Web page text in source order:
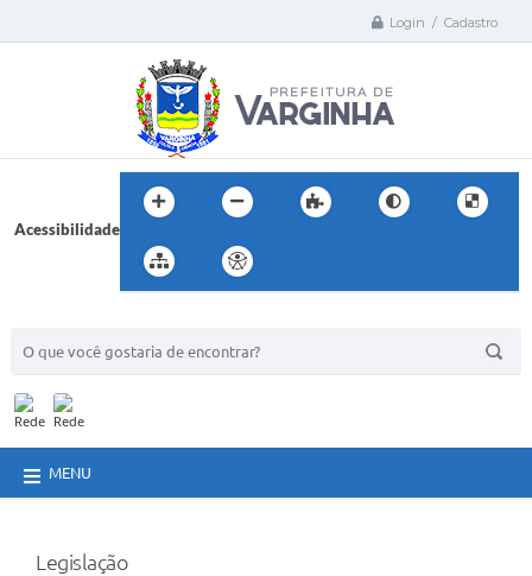
Login / Cadastro
Acessibilidade
MENU
Legislação